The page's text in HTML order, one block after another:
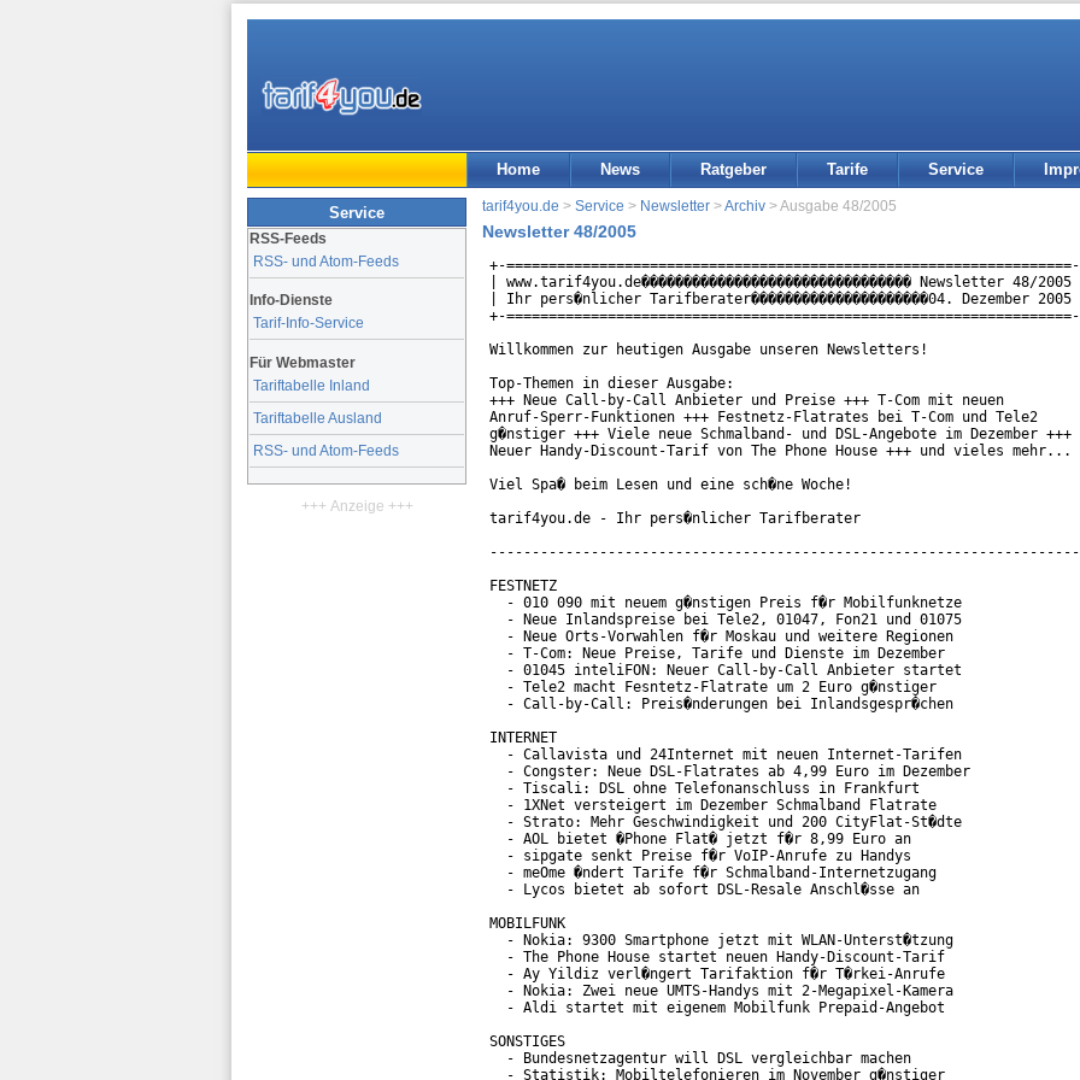
Home News Ratgeber Tarife Service
Service
RSS-Feeds
RSS- und Atom-Feeds
Info-Dienste
Tarif-Info-Service
Für Webmaster
Tariftabelle Inland
Tariftabelle Ausland
RSS- und Atom-Feeds
+++ Anzeige +++
tarif4you.de > Service > Newsletter > Archiv > Ausgabe 48/2005
Newsletter 48/2005
+-
| www.tarif4you.de�������������������������������� Newsletter 48/
| Ihr pers�nlicher Tarifberater���������������������04. Dezember
+-
Willkommen zur heutigen Ausgabe unseren Newsletters!
Top-Themen in dieser Ausgabe:
+++ Neue Call-by-Call Anbieter und Preise +++ T-Com mit neuen
Anruf-Sperr-Funktionen +++ Festnetz-Flatrates bei T-Com und Tele2
g�nstiger +++ Viele neue Schmalband- und DSL-Angebote im Dezember +++
Neuer Handy-Discount-Tarif von The Phone House +++ und vieles mehr...
Viel Spa� beim Lesen und eine sch�ne Woche!
tarif4you.de - Ihr pers�nlicher Tarifberater
FESTNETZ
  - 010 090 mit neuem g�nstigen Preis f�r Mobilfunknetze
  - Neue Inlandspreise bei Tele2, 01047, Fon21 und 01075
  - Neue Orts-Vorwahlen f�r Moskau und weitere Regionen
  - T-Com: Neue Preise, Tarife und Dienste im Dezember
  - 01045 inteliFON: Neuer Call-by-Call Anbieter startet
  - Tele2 macht Fesntetz-Flatrate um 2 Euro g�nstiger
  - Call-by-Call: Preis�nderungen bei Inlandsgespr�chen
INTERNET
  - Callavista und 24Internet mit neuen Internet-Tarifen
  - Congster: Neue DSL-Flatrates ab 4,99 Euro im Dezember
  - Tiscali: DSL ohne Telefonanschluss in Frankfurt
  - 1XNet versteigert im Dezember Schmalband Flatrate
  - Strato: Mehr Geschwindigkeit und 200 CityFlat-St�dte
  - AOL bietet �Phone Flat� jetzt f�r 8,99 Euro an
  - sipgate senkt Preise f�r VoIP-Anrufe zu Handys
  - meOme �ndert Tarife f�r Schmalband-Internetzugang
  - Lycos bietet ab sofort DSL-Resale Anschl�sse an
MOBILFUNK
  - Nokia: 9300 Smartphone jetzt mit WLAN-Unterst�tzung
  - The Phone House startet neuen Handy-Discount-Tarif
  - Ay Yildiz verl�ngert Tarifaktion f�r T�rkei-Anrufe
  - Nokia: Zwei neue UMTS-Handys mit 2-Megapixel-Kamera
  - Aldi startet mit eigenem Mobilfunk Prepaid-Angebot
SONSTIGES
  - Bundesnetzagentur will DSL vergleichbar machen
  - Statistik: Mobiltelefonieren im November g�nstiger